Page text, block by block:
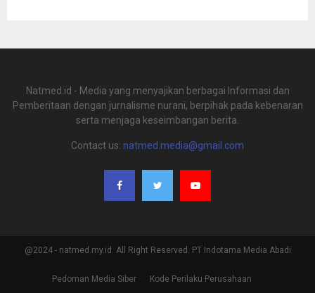
Natmed.id - Media yang menyajikan berbagai Informasi dan
Pemberitaan dengan jurnalisme nurani, berpihak pada kebenaran
serta menjaga keseimbangan berita.
Contact us: natmed.media@gmail.com
@2024 - natmed.my.id. All Right Reserved. PT Indotama Media Abadi
Pedoman Media Siber
Kode Perilaku Perusahaan